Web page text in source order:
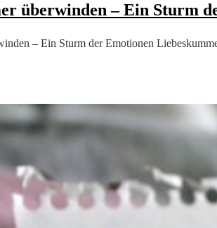
überwinden – Ein Sturm
– Ein Sturm der Emotionen